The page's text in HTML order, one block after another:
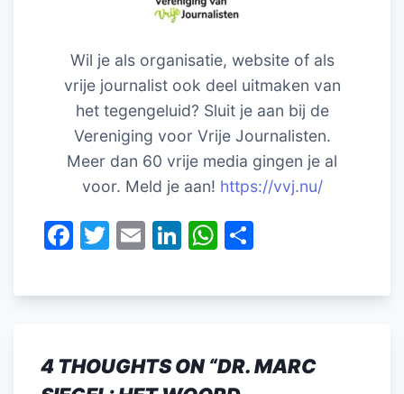
Wil je als organisatie, website of als
vrije journalist ook deel uitmaken van
het tegengeluid? Sluit je aan bij de
Vereniging voor Vrije Journalisten.
Meer dan 60 vrije media gingen je al
voor. Meld je aan! https://vvj.nu/
F
c
b
o
T
itt
E
ai
Li
k
dI
n
W
at
A
p
e
4 THOUGHTS ON “DR. MARC